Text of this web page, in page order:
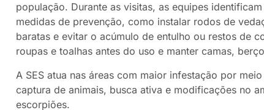
população. Durante as visitas, as equipes
medidas de prevenção, como instalar rodos de
baratas e evitar o acúmulo de entulho ou restos de
roupas e toalhas antes do uso e manter camas,
A SES atua nas áreas com maior infestação por
captura de animais, busca ativa e modificações no
escorpiões.